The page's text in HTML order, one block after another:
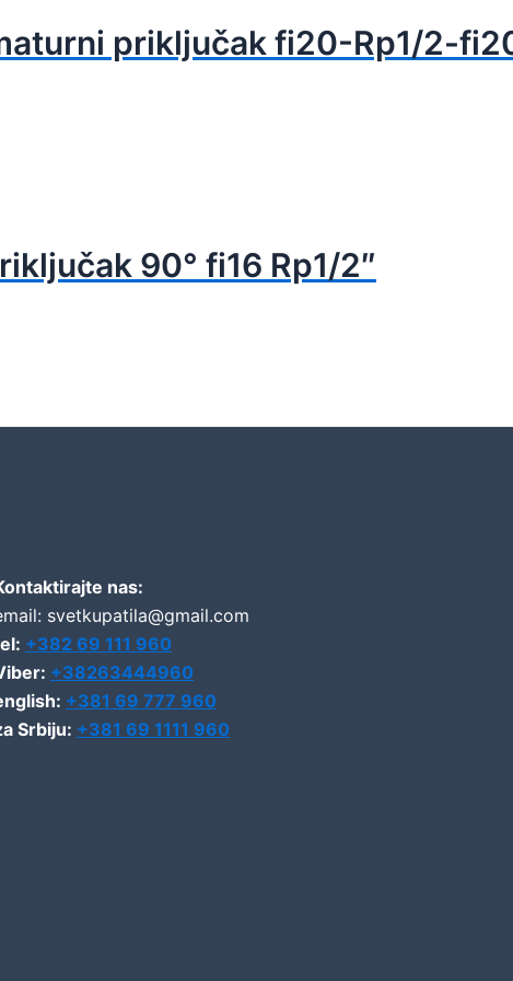
priključak fi20-Rp1/2-
90° fi16 Rp1/2″
nas:
svetkupatila@gmail.com
+382 69 111 960
+38263444960
+381 69 777 960
Srbiju: +381 69 1111 960